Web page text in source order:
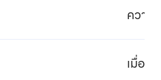
ความ
เมื่อคุ